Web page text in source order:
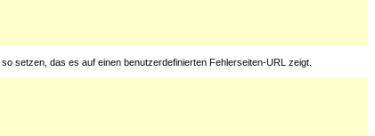
setzen, das es auf einen benutzerdefinierten Fehlerseiten-URL zeigt.